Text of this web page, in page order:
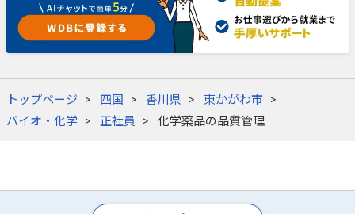
トップページ 四国 香川県
東かがわ市
バイオ・化学
正社員 化学薬品の品質管理